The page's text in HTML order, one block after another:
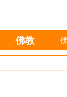
佛教